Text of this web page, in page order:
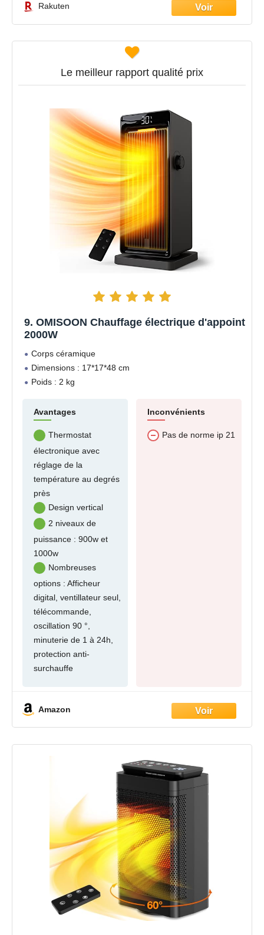
Rakuten
Le meilleur rapport qualité prix
9. OMISOON Chauffage électrique d'appoint
2000W
Corps céramique
Dimensions : 17*17*48 cm
Poids : 2 kg
Avantages
Thermostat
électronique avec
réglage de la
température au degrés
près
Design vertical
2 niveaux de
puissance : 900w et
1000w
Nombreuses
options : Afficheur
digital, ventillateur seul,
télécommande,
oscillation 90 °,
minuterie de 1 à 24h,
protection anti-
surchauffe
Inconvénients
Pas de norme ip 21
Amazon